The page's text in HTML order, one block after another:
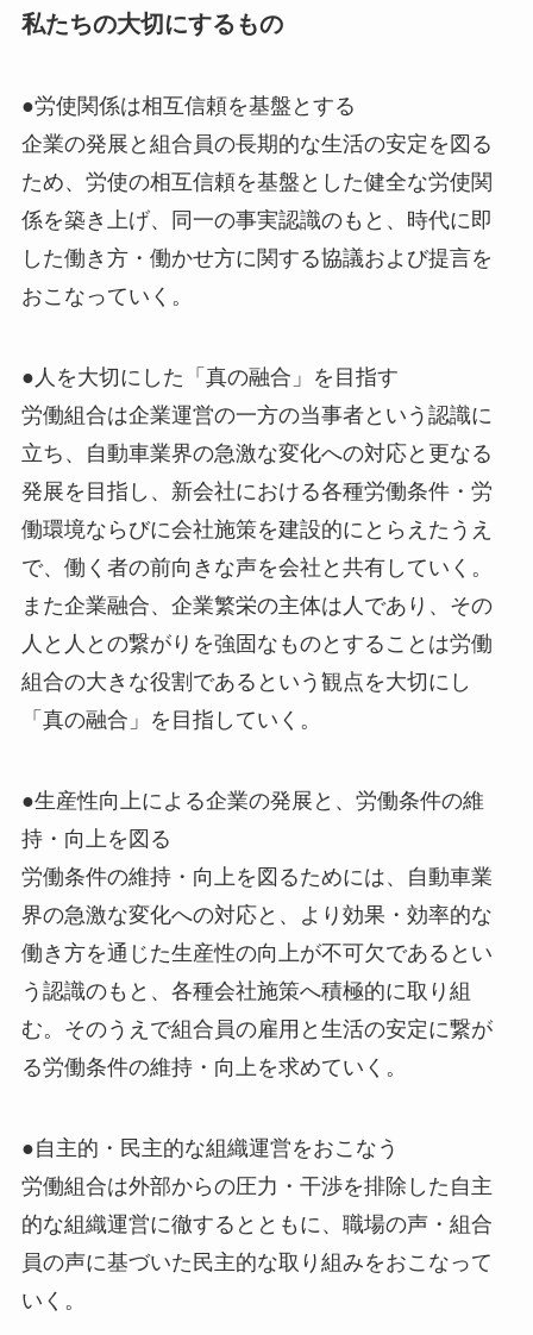
私たちの大切にするもの
●労使関係は相互信頼を基盤とする
企業の発展と組合員の長期的な生活の安定を図る
ため、労使の相互信頼を基盤とした健全な労使関
係を築き上げ、同一の事実認識のもと、時代に即
した働き方・働かせ方に関する協議および提言を
おこなっていく。
●人を大切にした「真の融合」を目指す
労働組合は企業運営の一方の当事者という認識に
立ち、自動車業界の急激な変化への対応と更なる
発展を目指し、新会社における各種労働条件・労
働環境ならびに会社施策を建設的にとらえたうえ
で、働く者の前向きな声を会社と共有していく。
また企業融合、企業繁栄の主体は人であり、その
人と人との繋がりを強固なものとすることは労働
組合の大きな役割であるという観点を大切にし
「真の融合」を目指していく。
●生産性向上による企業の発展と、労働条件の維
持・向上を図る
労働条件の維持・向上を図るためには、自動車業
界の急激な変化への対応と、より効果・効率的な
働き方を通じた生産性の向上が不可欠であるとい
う認識のもと、各種会社施策へ積極的に取り組
む。そのうえで組合員の雇用と生活の安定に繋が
る労働条件の維持・向上を求めていく。
●自主的・民主的な組織運営をおこなう
労働組合は外部からの圧力・干渉を排除した自主
的な組織運営に徹するとともに、職場の声・組合
員の声に基づいた民主的な取り組みをおこなって
いく。